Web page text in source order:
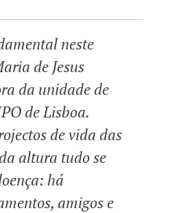
neste
de Jesus
da unidade de
de Lisboa.
de vida das
altura tudo se
há
amigos e